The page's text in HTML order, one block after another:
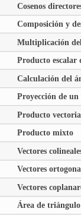
Cosenos
Composición y
Multiplicación
Producto escalar
Calculación del
Proyección de
Producto
Producto mixto
Vectores
Vectores
Vectores
Área de